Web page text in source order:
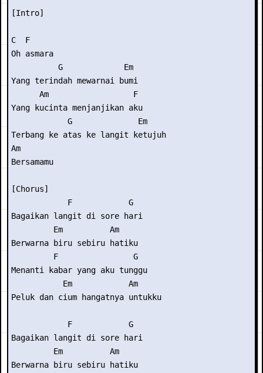
[Intro]
C  F
Oh asmara
          G             Em
Yang terindah mewarnai bumi
      Am                  F
Yang kucinta menjanjikan aku
            G              Em
Terbang ke atas ke langit ketujuh
Am
Bersamamu
[Chorus]
            F            G
Bagaikan langit di sore hari
         Em          Am
Berwarna biru sebiru hatiku
         F                G
Menanti kabar yang aku tunggu
           Em            Am
Peluk dan cium hangatnya untukku
            F            G
Bagaikan langit di sore hari
         Em          Am
Berwarna biru sebiru hatiku